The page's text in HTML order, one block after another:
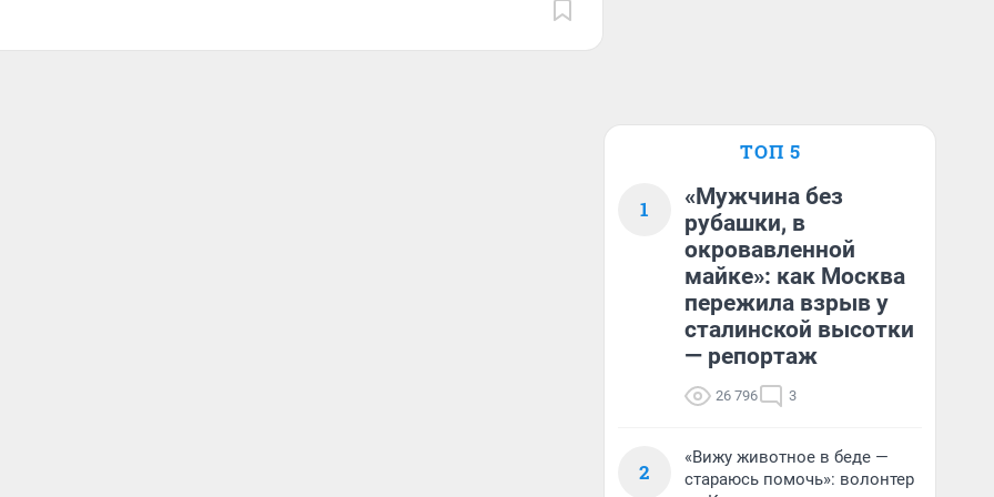
ТОП 5
1
«Мужчина без
рубашки, в
окровавленной
майке»: как Москва
пережила взрыв у
сталинской высотки
— репортаж
26 796 3
2
«Вижу животное в беде —
стараюсь помочь»: волонтер